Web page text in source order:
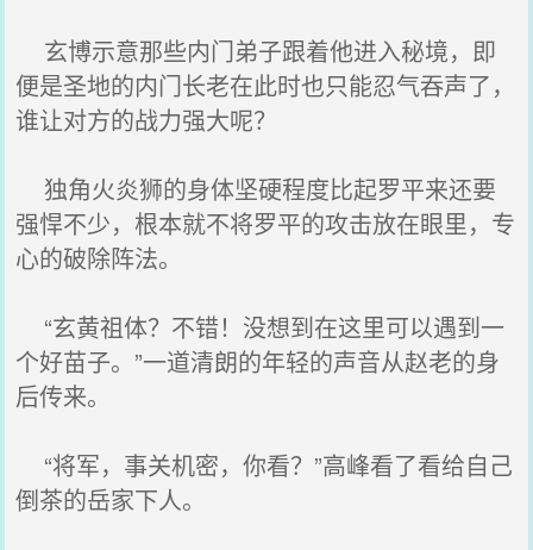
玄博示意那些内门弟子跟着他进入秘境，即
便是圣地的内门长老在此时也只能忍气吞声了，
谁让对方的战力强大呢？
独角火炎狮的身体坚硬程度比起罗平来还要
强悍不少，根本就不将罗平的攻击放在眼里，专
心的破除阵法。
“玄黄祖体？不错！没想到在这里可以遇到一
个好苗子。”一道清朗的年轻的声音从赵老的身
后传来。
“将军，事关机密，你看？”高峰看了看给自己
倒茶的岳家下人。